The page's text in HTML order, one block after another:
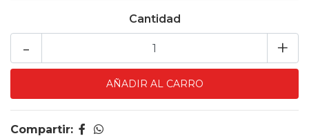
Cantidad
+
-
Compartir: